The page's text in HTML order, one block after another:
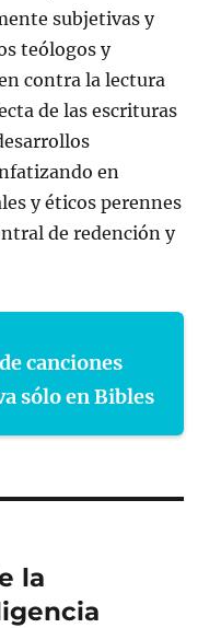
subjetivas y
teólogos y
contra la lectura
de las escrituras
en
y éticos perennes
de redención y
canciones
sólo en Bibles
la